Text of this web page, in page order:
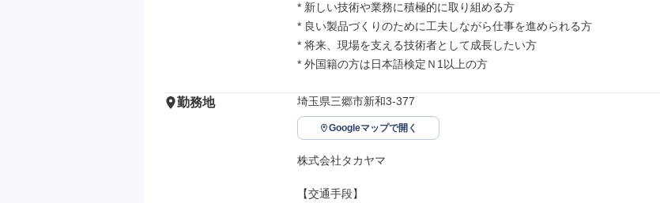
* 新しい技術や業務に積極的に取り組める方
* 良い製品づくりのために工夫しながら仕事を進められる方
* 将来、現場を支える技術者として成長したい方
* 外国籍の方は日本語検定Ｎ1以上の方
勤務地 埼玉県三郷市新和3-377
Googleマップで開く
株式会社タカヤマ
【交通手段】